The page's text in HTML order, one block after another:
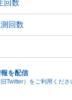
回数
回数
を配信
Twitter）をご利用くださ